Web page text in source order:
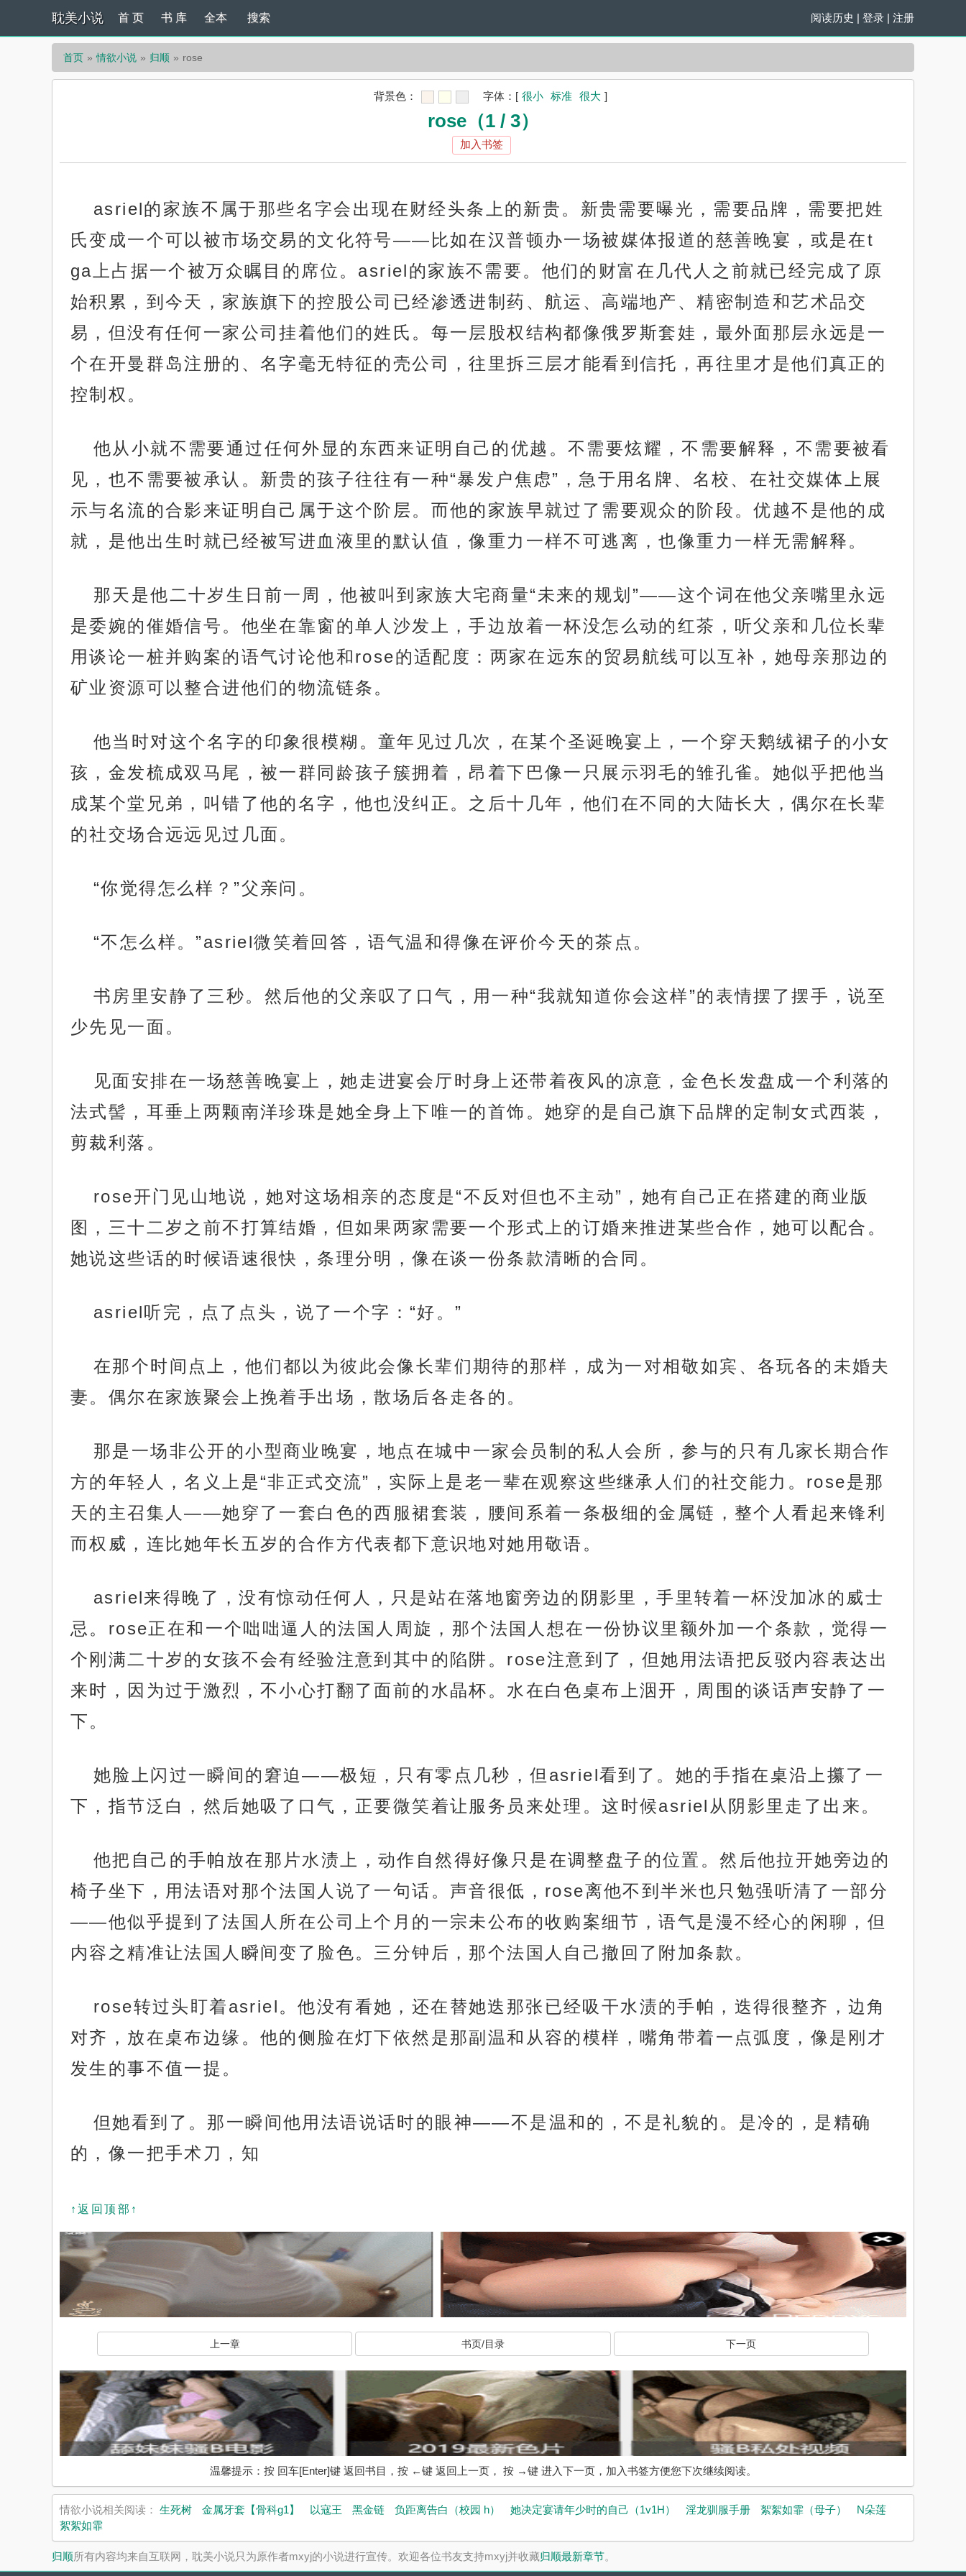
耽美小说 阅读历史 | 登录 | 注册
首 页 书 库 全本 搜索
首页 情欲小说 归顺 rose
背景色： 字体： [ 很小 标准 很大 ]
rose（1 / 3）
加入书签
asriel的家族不属于那些名字会出现在财经头条上的新贵。新贵需要曝光，需要品牌，需要把姓
氏变成一个可以被市场交易的文化符号——比如在汉普顿办一场被媒体报道的慈善晚宴，或是在t
ga上占据一个被万众瞩目的席位。asriel的家族不需要。他们的财富在几代人之前就已经完成了原
始积累，到今天，家族旗下的控股公司已经渗透进制药、航运、高端地产、精密制造和艺术品交
易，但没有任何一家公司挂着他们的姓氏。每一层股权结构都像俄罗斯套娃，最外面那层永远是一
个在开曼群岛注册的、名字毫无特征的壳公司，往里拆三层才能看到信托，再往里才是他们真正的
控制权。
他从小就不需要通过任何外显的东西来证明自己的优越。不需要炫耀，不需要解释，不需要被看
见，也不需要被承认。新贵的孩子往往有一种“暴发户焦虑”，急于用名牌、名校、在社交媒体上展
示与名流的合影来证明自己属于这个阶层。而他的家族早就过了需要观众的阶段。优越不是他的成
就，是他出生时就已经被写进血液里的默认值，像重力一样不可逃离，也像重力一样无需解释。
那天是他二十岁生日前一周，他被叫到家族大宅商量“未来的规划”——这个词在他父亲嘴里永远
是委婉的催婚信号。他坐在靠窗的单人沙发上，手边放着一杯没怎么动的红茶，听父亲和几位长辈
用谈论一桩并购案的语气讨论他和rose的适配度：两家在远东的贸易航线可以互补，她母亲那边的
矿业资源可以整合进他们的物流链条。
他当时对这个名字的印象很模糊。童年见过几次，在某个圣诞晚宴上，一个穿天鹅绒裙子的小女
孩，金发梳成双马尾，被一群同龄孩子簇拥着，昂着下巴像一只展示羽毛的雏孔雀。她似乎把他当
成某个堂兄弟，叫错了他的名字，他也没纠正。之后十几年，他们在不同的大陆长大，偶尔在长辈
的社交场合远远见过几面。
“你觉得怎么样？”父亲问。
“不怎么样。”asriel微笑着回答，语气温和得像在评价今天的茶点。
书房里安静了三秒。然后他的父亲叹了口气，用一种“我就知道你会这样”的表情摆了摆手，说至
少先见一面。
见面安排在一场慈善晚宴上，她走进宴会厅时身上还带着夜风的凉意，金色长发盘成一个利落的
法式髻，耳垂上两颗南洋珍珠是她全身上下唯一的首饰。她穿的是自己旗下品牌的定制女式西装，
剪裁利落。
rose开门见山地说，她对这场相亲的态度是“不反对但也不主动”，她有自己正在搭建的商业版
图，三十二岁之前不打算结婚，但如果两家需要一个形式上的订婚来推进某些合作，她可以配合。
她说这些话的时候语速很快，条理分明，像在谈一份条款清晰的合同。
asriel听完，点了点头，说了一个字：“好。”
在那个时间点上，他们都以为彼此会像长辈们期待的那样，成为一对相敬如宾、各玩各的未婚夫
妻。偶尔在家族聚会上挽着手出场，散场后各走各的。
那是一场非公开的小型商业晚宴，地点在城中一家会员制的私人会所，参与的只有几家长期合作
方的年轻人，名义上是“非正式交流”，实际上是老一辈在观察这些继承人们的社交能力。rose是那
天的主召集人——她穿了一套白色的西服裙套装，腰间系着一条极细的金属链，整个人看起来锋利
而权威，连比她年长五岁的合作方代表都下意识地对她用敬语。
asriel来得晚了，没有惊动任何人，只是站在落地窗旁边的阴影里，手里转着一杯没加冰的威士
忌。rose正在和一个咄咄逼人的法国人周旋，那个法国人想在一份协议里额外加一个条款，觉得一
个刚满二十岁的女孩不会有经验注意到其中的陷阱。rose注意到了，但她用法语把反驳内容表达出
来时，因为过于激烈，不小心打翻了面前的水晶杯。水在白色桌布上洇开，周围的谈话声安静了一
下。
她脸上闪过一瞬间的窘迫——极短，只有零点几秒，但asriel看到了。她的手指在桌沿上攥了一
下，指节泛白，然后她吸了口气，正要微笑着让服务员来处理。这时候asriel从阴影里走了出来。
他把自己的手帕放在那片水渍上，动作自然得好像只是在调整盘子的位置。然后他拉开她旁边的
椅子坐下，用法语对那个法国人说了一句话。声音很低，rose离他不到半米也只勉强听清了一部分
——他似乎提到了法国人所在公司上个月的一宗未公布的收购案细节，语气是漫不经心的闲聊，但
内容之精准让法国人瞬间变了脸色。三分钟后，那个法国人自己撤回了附加条款。
rose转过头盯着asriel。他没有看她，还在替她迭那张已经吸干水渍的手帕，迭得很整齐，边角
对齐，放在桌布边缘。他的侧脸在灯下依然是那副温和从容的模样，嘴角带着一点弧度，像是刚才
发生的事不值一提。
但她看到了。那一瞬间他用法语说话时的眼神——不是温和的，不是礼貌的。是冷的，是精确
的，像一把手术刀，知
↑返回顶部↑
上一章 书页/目录 下一页
温馨提示：按 回车[Enter]键 返回书目，按 ←键 返回上一页， 按 →键 进入下一页，加入书签方便您下次继续阅读。
情欲小说相关阅读： 生死树 金属牙套【骨科g1】 以寇王 黑金链 负距离告白（校园 h） 她决定宴请年少时的自己（1v1H） 淫龙驯服手册 絮絮如霏（母子）
N朵莲
絮絮如霏
归顺所有内容均来自互联网，耽美小说只为原作者mxyj的小说进行宣传。欢迎各位书友支持mxyj并收藏归顺最新章节。